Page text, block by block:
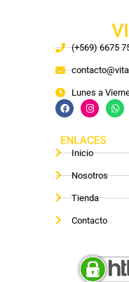
(+569) 6675
Lunes a
ENLACES
Inicio
Nosotros
Tienda
Contacto